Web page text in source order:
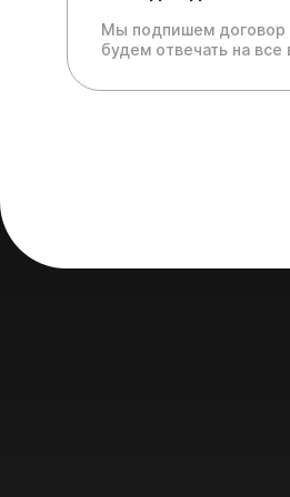
Мы подпишем договор
будем отвечать на